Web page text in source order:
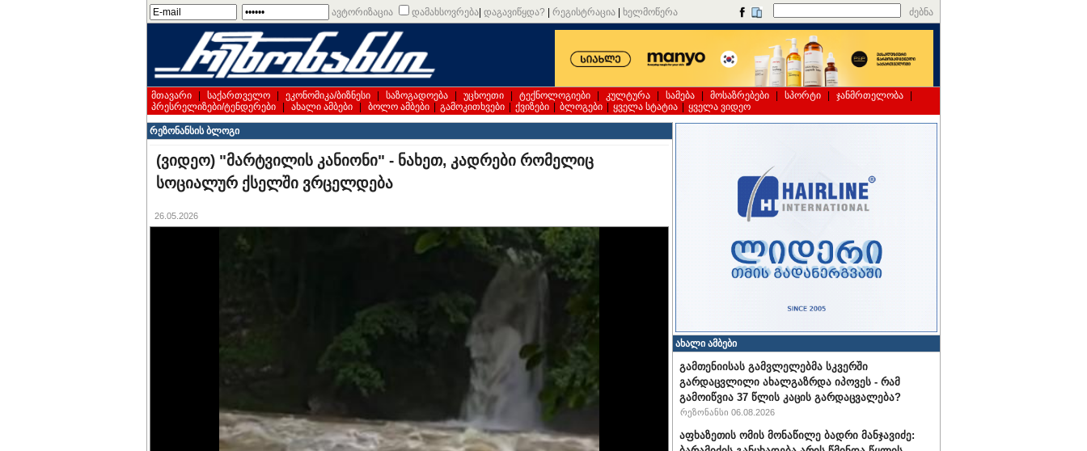
ავტორიზაცია დამახსოვრება დაგავიწყდა? რეგისტრაცია ხელმოწერა ძებნა
მთავარი საქართველო ეკონომიკა/ბიზნესი საზოგადოება უცხოეთი ტექნოლოგიები კულტურა სამება მოსაზრებები სპორტი ჯანმრთელობა
პრესრელიზები/ტენდერები
ახალი ამბები ბოლო ამბები გამოკითხვები ქვიზები ბლოგები ყველა სტატია ყველა ვიდეო
რეზონანსის ბლოგი
(ვიდეო) "მარტვილის კანიონი" - ნახეთ, კადრები რომელიც
სოციალურ ქსელში ვრცელდება
26.05.2026
ახალი ამბები
გამთენიისას გამვლელებმა სკვერში
გარდაცვლილი ახალგაზრდა იპოვეს - რამ
გამოიწვია 37 წლის კაცის გარდაცვალება?
რეზონანსი 06.08.2026
აფხაზეთის ომის მონაწილე ბადრი მანჯავიძე: